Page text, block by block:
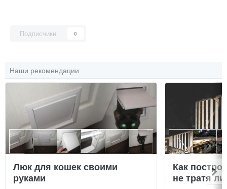
Подписчики 0
Наши рекомендации
Люк для кошек своими
руками
Как
не тратя